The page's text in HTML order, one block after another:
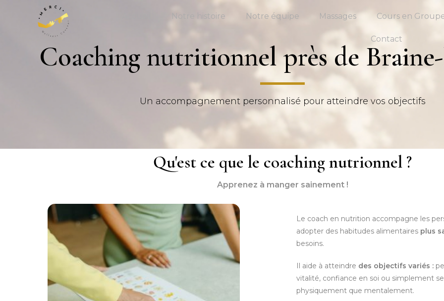
Notre histoire Notre équipe Massages Cours en
Contact
Coaching nutritionnel près de
Un accompagnement personnalisé pour atteindre vos objectifs
Qu'est ce que le coaching nutrionnel ?
Apprenez à manger sainement !
Le coach en nutrition accompagne les
adopter des habitudes alimentaires plus
besoins.
Il aide à atteindre des objectifs variés :
vitalité, confiance en soi ou simplement
physiquement que mentalement.